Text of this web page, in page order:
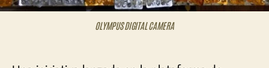
OLYMPUS DIGITAL CAMERA